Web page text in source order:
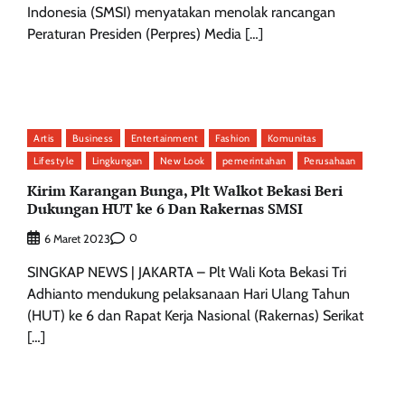
Indonesia (SMSI) menyatakan menolak rancangan
Peraturan Presiden (Perpres) Media […]
Artis Business Entertainment Fashion
Komunitas
Lifestyle
Lingkungan New Look pemerintahan Perusahaan
Kirim Karangan Bunga, Plt Walkot Bekasi Beri
Dukungan HUT ke 6 Dan Rakernas SMSI
6 Maret 2023 0
SINGKAP NEWS | JAKARTA – Plt Wali Kota Bekasi Tri
Adhianto mendukung pelaksanaan Hari Ulang Tahun
(HUT) ke 6 dan Rapat Kerja Nasional (Rakernas) Serikat
[…]